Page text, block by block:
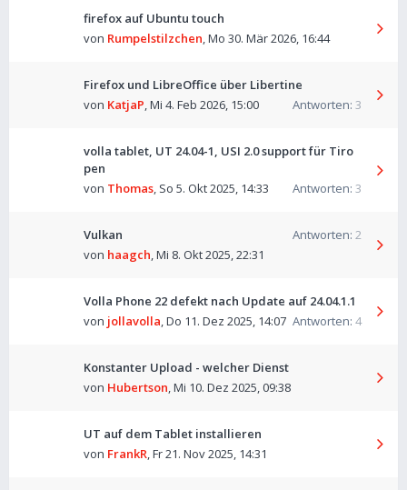
firefox auf Ubuntu touch
von Rumpelstilzchen,Mo 30. Mär 2026, 16:44
Firefox und LibreOffice über Libertine
Antworten: 3
von KatjaP,Mi 4. Feb 2026, 15:00
volla tablet, UT 24.04-1, USI 2.0 support für Tiro
pen
Antworten: 3
von Thomas, So 5. Okt 2025, 14:33
Vulkan Antworten: 2
von haagch,Mi 8. Okt 2025, 22:31
Volla Phone 22 defekt nach Update auf 24.04.1.1
Antworten: 4
von jollavolla,Do 11. Dez 2025, 14:07
Konstanter Upload - welcher Dienst
von Hubertson,Mi 10. Dez 2025, 09:38
UT auf dem Tablet installieren
von FrankR,Fr 21. Nov 2025, 14:31